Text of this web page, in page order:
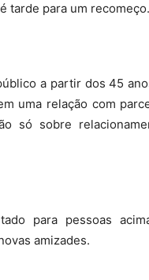
tarde para um recomeço.
a partir dos 45
uma relação com
só sobre
para pessoas
amizades.